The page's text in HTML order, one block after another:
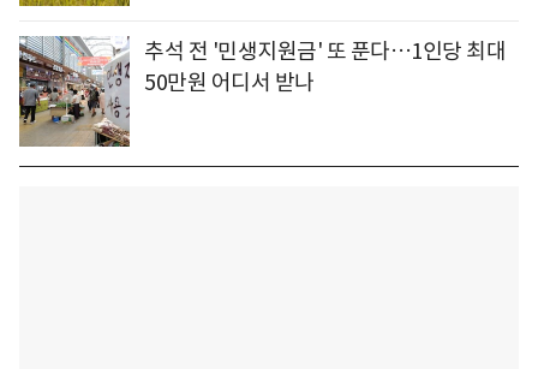
추석 전 '민생지원금' 또 푼다…1인당 최대
50만원 어디서 받나